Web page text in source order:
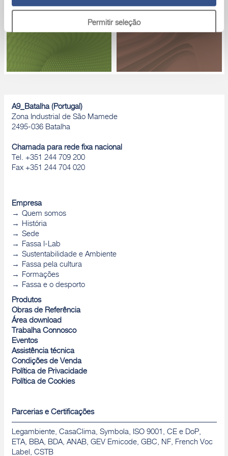
Permitir seleção
A9_Batalha (Portugal)
Zona Industrial de São Mamede
2495-036 Batalha
Chamada para rede fixa nacional
Tel. +351 244 709 200
Fax +351 244 704 020
Empresa
Quem somos
História
Sede
Fassa I-Lab
Sustentabilidade e Ambiente
Fassa pela cultura
Formações
Fassa e o desporto
Produtos
Obras de Referência
Área download
Trabalha Connosco
Eventos
Assistência técnica
Condições de Venda
Política de Privacidade
Política de Cookies
Parcerias e Certificações
Legambiente, CasaClima, Symbola, ISO 9001, CE e DoP,
ETA, BBA, BDA, ANAB, GEV Emicode, GBC, NF, French Voc
Label, CSTB